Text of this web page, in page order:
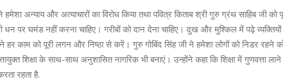
अन्याय और अत्याचारों का विरोध किया तथा पवित्र किताब श्री गुरु ग्रंथ साहिब जी को
धन पर घमंड नहीं करना चाहिए। गरीबों को दान देना चाहिए। दुख और मुश्किल में पढ़े
काम को पूरी लगन और निष्ठा से करें। गुरु गोबिंद सिंह जी ने हमेशा लोगों को निडर रहने
शिक्षा के साथ-साथ अनुशासित नागरिक भी बनाएं। उन्होंने कहा कि शिक्षा में गुणवत्ता
रहता है.